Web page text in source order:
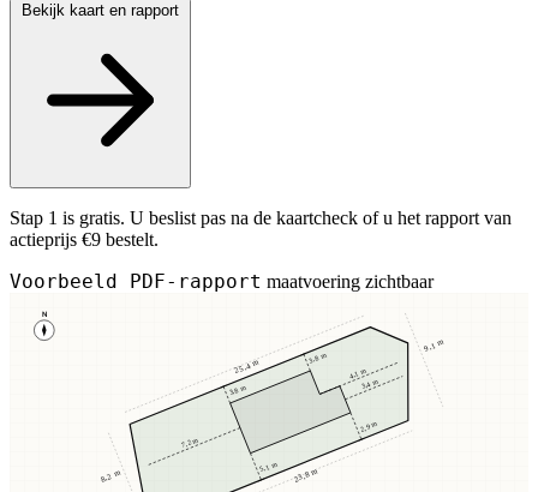
Bekijk kaart en rapport
Stap 1 is gratis. U beslist pas na de kaartcheck of u het rapport van
actieprijs €9 bestelt.
Voorbeeld PDF-rapport maatvoering zichtbaar
N
3,8 m
3,8 m
5,1 m
2,9 m
7,2 m
3,4 m
4,1 m
25,4 m
23,8 m
8,2 m
9,1 m